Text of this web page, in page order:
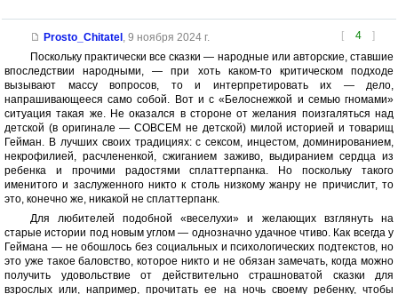
[ 4 ]
Prosto_Chitatel , 9 ноября 2024 г.
Поскольку практически все сказки — народные или авторские, ставшие
впоследствии народными, — при хоть каком-то критическом подходе
вызывают массу вопросов, то и интерпретировать их — дело,
напрашивающееся само собой. Вот и с «Белоснежкой и семью гномами»
ситуация такая же. Не оказался в стороне от желания поизгаляться над
детской (в оригинале — СОВСЕМ не детской) милой историей и товарищ
Гейман. В лучших своих традициях: с сексом, инцестом, доминированием,
некрофилией, расчлененкой, сжиганием заживо, выдиранием сердца из
ребенка и прочими радостями сплаттерпанка. Но поскольку такого
именитого и заслуженного никто к столь низкому жанру не причислит, то
это, конечно же, никакой не сплаттерпанк.
Для любителей подобной «веселухи» и желающих взглянуть на
старые истории под новым углом — однозначно удачное чтиво. Как всегда у
Геймана — не обошлось без социальных и психологических подтекстов, но
это уже такое баловство, которое никто и не обязан замечать, когда можно
получить удовольствие от действительно страшноватой сказки для
взрослых или, например, прочитать ее на ночь своему ребенку, чтобы